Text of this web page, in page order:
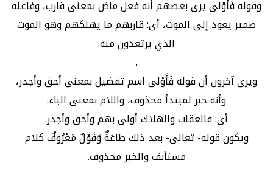
وقوله فَأَوْلى يرى بعضهم أنه فعل ماض بمعنى قارب، وفاعله
ضمير يعود إلى الموت، أى: قاربهم ما يهلكهم وهو الموت
الذي يرتعدون منه.
.
ويرى آخرون أن قوله فَأَوْلى اسم تفضيل بمعنى أحق وأجدر،
وأنه خبر لمبتدأ محذوف، واللام بمعنى الباء.
أى: فالعقاب والهلاك أولى بهم وأحق وأجدر.
ويكون قوله- تعالى- بعد ذلك طاعَةٌ وَقَوْلٌ مَعْرُوفٌ كلام
مستأنف والخبر محذوف.